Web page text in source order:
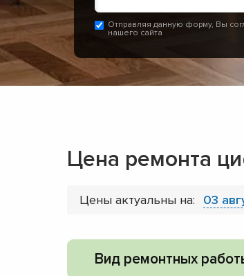
Отправляя данную форму, Вы
нашего сайта
Цена ремонта
Цены актуальны на: 03
Вид ремонтных